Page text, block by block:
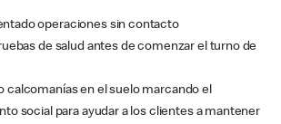
operaciones sin contacto
de salud antes de comenzar el turno de
calcomanías en el suelo marcando el
social para ayudar a los clientes a mantener